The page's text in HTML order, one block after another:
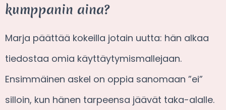
kumppanin aina?
Marja päättää kokeilla jotain uutta: hän alkaa
tiedostaa omia käyttäytymismallejaan.
Ensimmäinen askel on oppia sanomaan ”ei”
silloin, kun hänen tarpeensa jäävät taka-alalle.